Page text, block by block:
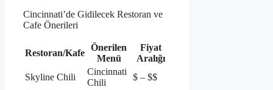
Cincinnati’de Gidilecek Restoran ve
Cafe Önerileri
Restoran/Kafe
Önerilen
Menü
Fiyat
Aralığı
Skyline Chili
Cincinnati
Chili
$ – $$